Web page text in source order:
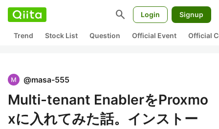
search Login Signup
Trend Stock List Question Official Event Official
@masa-555
Multi-tenant EnablerをProxmo
xに入れてみた話。インストー